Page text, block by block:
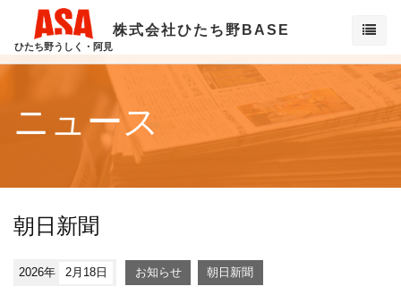
ひたち野うしく・阿見
株式会社ひたち野BASE
ニュース
朝日新聞
2026年 2月18日 お知らせ 朝日新聞